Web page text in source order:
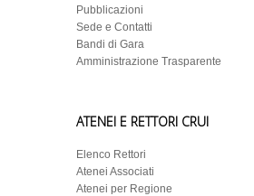
Pubblicazioni
Sede e Contatti
Bandi di Gara
Amministrazione Trasparente
ATENEI E RETTORI CRUI
Elenco Rettori
Atenei Associati
Atenei per Regione